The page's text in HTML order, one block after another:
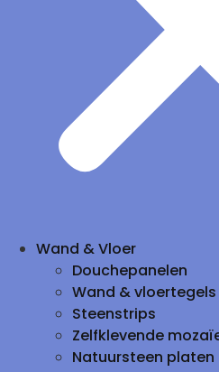
Wand & Vloer
Douchepanelen
Wand & vloertegels
Steenstrips
Zelfklevende
Natuursteen platen